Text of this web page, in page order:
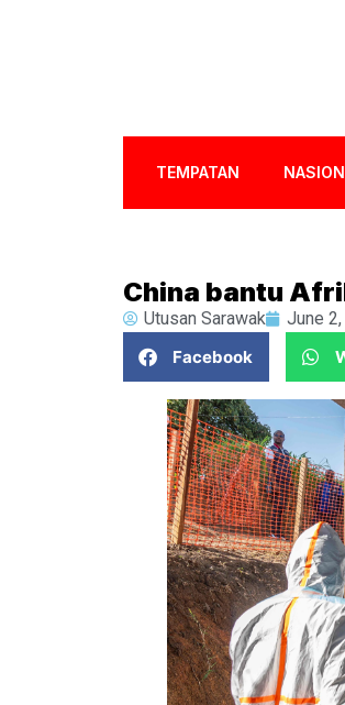
TEMPATAN
China bantu
Utusan Sarawak June
Facebook